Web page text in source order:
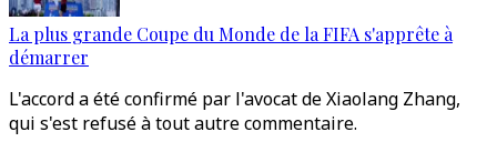
La plus grande Coupe du Monde de la FIFA s'apprête à
démarrer
L'accord a été confirmé par l'avocat de Xiaolang Zhang,
qui s'est refusé à tout autre commentaire.